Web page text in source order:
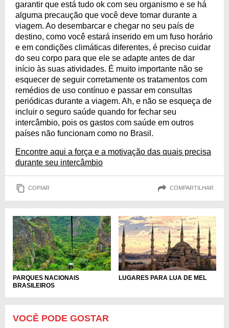
garantir que está tudo ok com seu organismo e se há
alguma precaução que você deve tomar durante a
viagem. Ao desembarcar e chegar no seu país de
destino, como você estará inserido em um fuso horário
e em condições climáticas diferentes, é preciso cuidar
do seu corpo para que ele se adapte antes de dar
início às suas atividades. É muito importante não se
esquecer de seguir corretamente os tratamentos com
remédios de uso contínuo e passar em consultas
periódicas durante a viagem. Ah, e não se esqueça de
incluir o seguro saúde quando for fechar seu
intercâmbio, pois os gastos com saúde em outros
países não funcionam como no Brasil.
Encontre aqui a força e a motivação das quais precisa
durante seu intercâmbio
COPIAR COMPARTILHAR
PARQUES NACIONAIS
BRASILEIROS
LUGARES PARA LUA DE MEL
VOCÊ PODE GOSTAR